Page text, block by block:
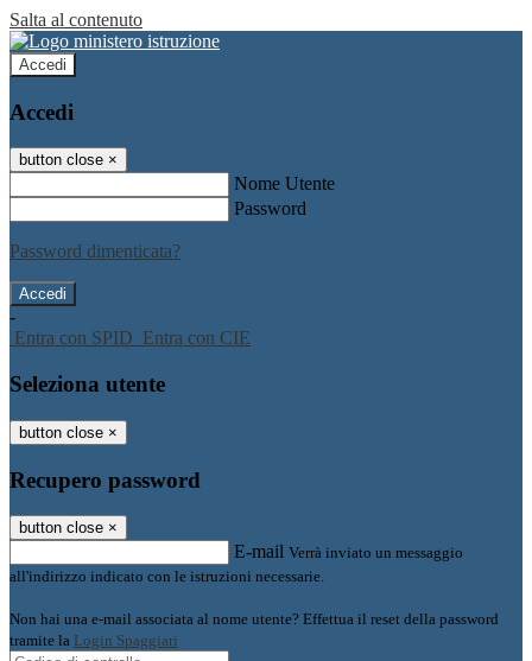
Salta al contenuto
Accedi
Accedi
button close ×
Nome Utente
Password
Password dimenticata?
-
Entra con SPID Entra con CIE
Seleziona utente
button close ×
Recupero password
button close ×
E-mail Verrà inviato un messaggio
all'indirizzo indicato con le istruzioni necessarie.
Non hai una e-mail associata al nome utente? Effettua il reset della password
tramite la Login Spaggiari